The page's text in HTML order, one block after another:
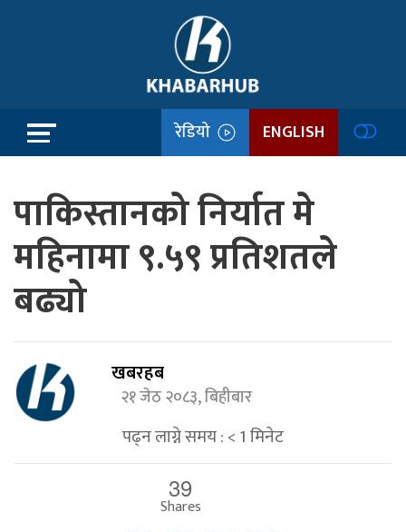
रेडियो ENGLISH
पाकिस्तानको निर्यात मे
महिनामा ९.५९ प्रतिशतले
बढ्यो
खबरहब
२१ जेठ २०८३, बिहीबार
पढ्न लाग्ने समय :< 1मिनेट
39
Shares